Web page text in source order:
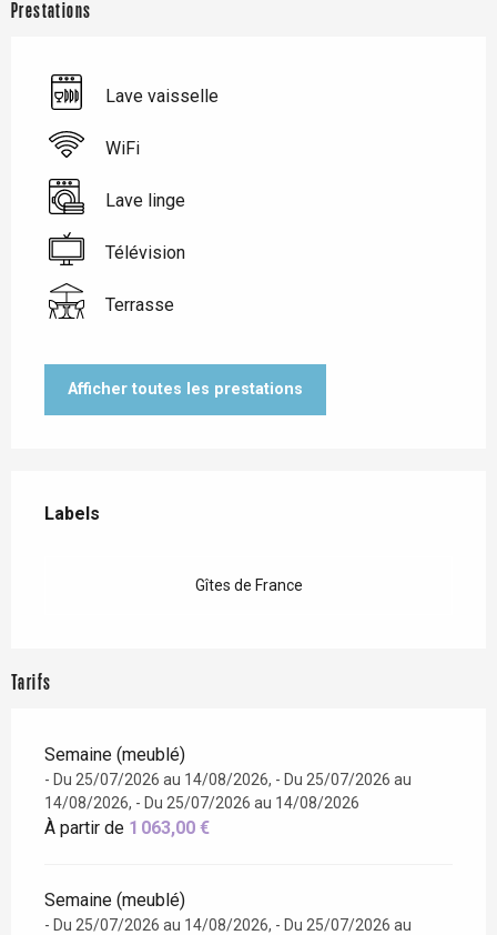
Prestations
Lave vaisselle
WiFi
Lave linge
Télévision
Terrasse
Afficher toutes les prestations
Labels
Labels
Gîtes de France
Tarifs
Semaine (meublé)
- Du 25/07/2026 au 14/08/2026, - Du 25/07/2026 au
14/08/2026, - Du 25/07/2026 au 14/08/2026
À partir de 1 063,00 €
Semaine (meublé)
- Du 25/07/2026 au 14/08/2026, - Du 25/07/2026 au